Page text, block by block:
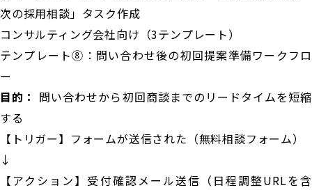
次の採用相談」タスク作成
コンサルティング会社向け（3テンプレート）
テンプレート⑧：問い合わせ後の初回提案準備ワークフロ
ー
目的： 問い合わせから初回商談までのリードタイムを短縮
する
【トリガー】フォームが送信された（無料相談フォーム）
↓
【アクション】受付確認メール送信（日程調整URLを含